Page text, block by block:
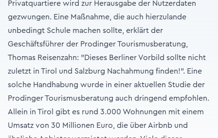
Privatquartiere wird zur Herausgabe der Nutzerdaten
gezwungen. Eine Maßnahme, die auch hierzulande
unbedingt Schule machen sollte, erklärt der
Geschäftsführer der Prodinger Tourismusberatung,
Thomas Reisenzahn: "Dieses Berliner Vorbild sollte nicht
zuletzt in Tirol und Salzburg Nachahmung finden!". Eine
solche Handhabung wurde in einer aktuellen Studie der
Prodinger Tourismusberatung auch dringend empfohlen.
Allein in Tirol gibt es rund 3.000 Wohnungen mit einem
Umsatz von 30 Millionen Euro, die über Airbnb und